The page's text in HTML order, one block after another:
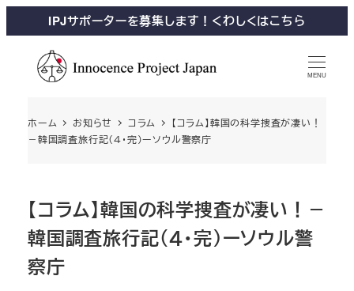
IPJサポーターを募集します！くわしくはこちら
MENU
ホーム お知らせ コラム
【コラム】韓国の科学捜査が凄い！
－韓国調査旅行記（４・完）ーソウル警察庁
【コラム】韓国の科学捜査が凄い！－
韓国調査旅行記（４・完）ーソウル警
察庁